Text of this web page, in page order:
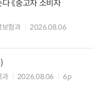
《중고차 소비자
보험과
2026.08.06
과 2026.08.06 6p